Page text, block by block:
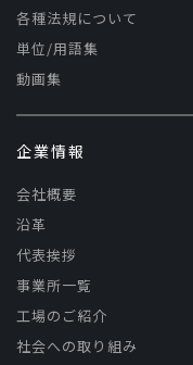
各種法規について
単位/用語集
動画集
企業情報
会社概要
沿革
代表挨拶
事業所一覧
工場のご紹介
社会への取り組み